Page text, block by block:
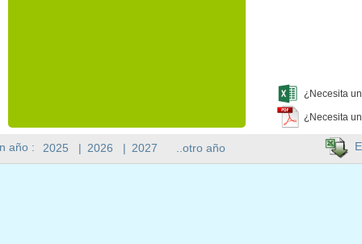
¿Necesita
¿Necesita
año : 2025 | 2026 | 2027 ..otro año